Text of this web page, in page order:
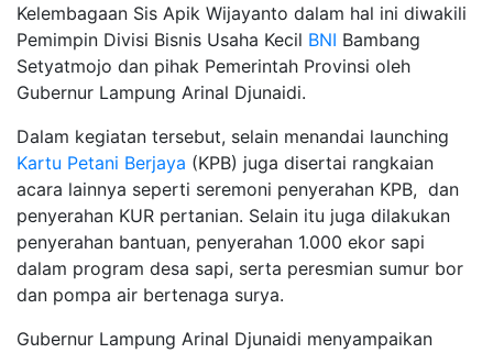
Kelembagaan Sis Apik Wijayanto dalam hal ini diwakili
Pemimpin Divisi Bisnis Usaha Kecil BNI Bambang
Setyatmojo dan pihak Pemerintah Provinsi oleh
Gubernur Lampung Arinal Djunaidi.
Dalam kegiatan tersebut, selain menandai launching
Kartu Petani Berjaya (KPB) juga disertai rangkaian
acara lainnya seperti seremoni penyerahan KPB, dan
penyerahan KUR pertanian. Selain itu juga dilakukan
penyerahan bantuan, penyerahan 1.000 ekor sapi
dalam program desa sapi, serta peresmian sumur bor
dan pompa air bertenaga surya.
Gubernur Lampung Arinal Djunaidi menyampaikan